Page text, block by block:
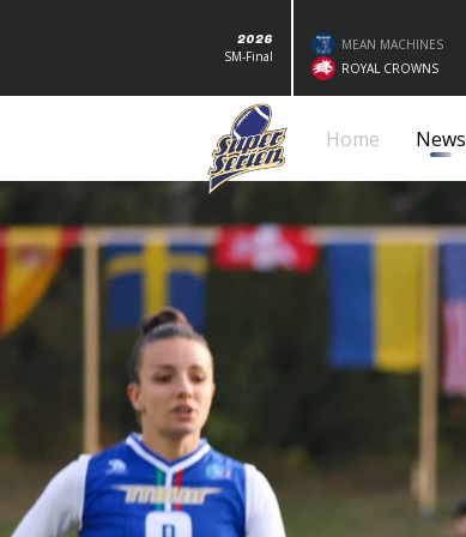
2026
SM-Final
MEAN MACHINES
ROYAL CROWNS
Home News